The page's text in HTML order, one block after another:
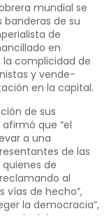
mundial se
banderas de su
de
en
la complicidad de
y vende-
en la capital.
de sus
que “el
a una
de las
de
al
vías de hecho”,
la democracia”,